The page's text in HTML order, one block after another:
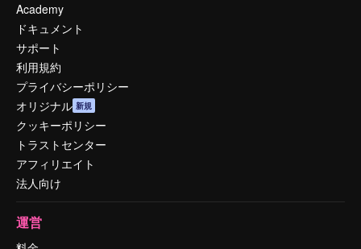
Academy
ドキュメント
サポート
利用規約
プライバシーポリシー
オリジナル 新規
クッキーポリシー
トラストセンター
アフィリエイト
法人向け
運営